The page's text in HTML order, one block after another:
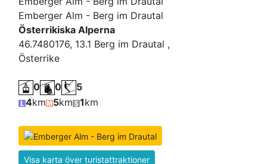
Emberger Alm - Berg im Drautal
Österrikiska Alperna
46.7480176, 13.1 Berg im Drautal ,
Österrike
0 0
5
4km 5km 1km
Visa karta över turistattraktioner